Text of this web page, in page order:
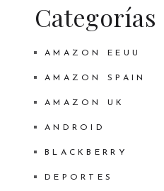
Categorías
AMAZON EEUU
AMAZON SPAIN
AMAZON UK
ANDROID
BLACKBERRY
DEPORTES